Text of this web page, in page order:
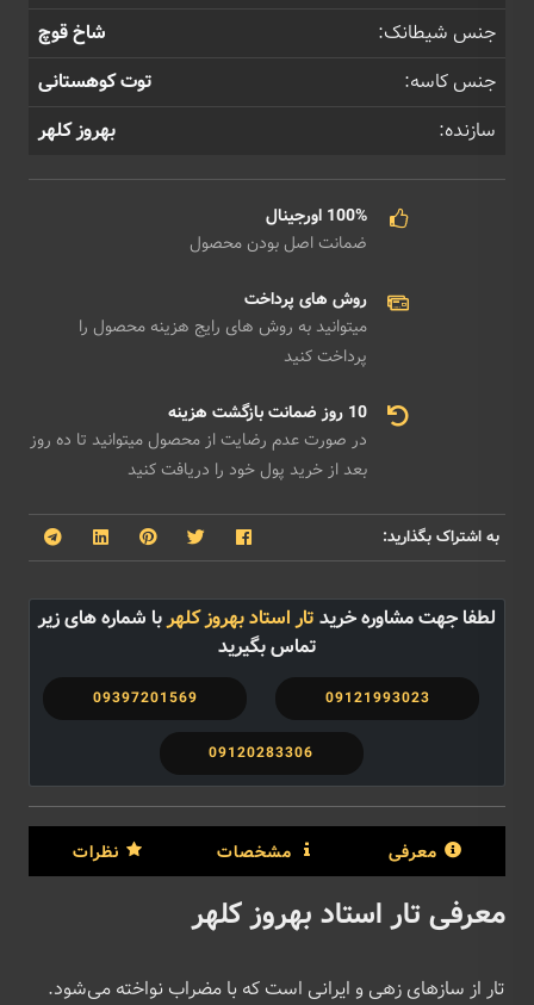
جنس شیطانک:
شاخ قوچ
جنس کاسه:
توت کوهستانی
سازنده:
بهروز کلهر
100% اورجینال
ضمانت اصل بودن محصول
روش های پرداخت
میتوانید به روش های رایج هزینه محصول را
پرداخت کنید
10 روز ضمانت بازگشت هزینه
در صورت عدم رضایت از محصول میتوانید تا ده روز
بعد از خرید پول خود را دریافت کنید
به اشتراک بگذارید:
لطفا جهت مشاوره خرید تار استاد بهروز کلهربا شماره های زیر
تماس بگیرید
09121993023
09397201569
09120283306
معرفی مشخصات نظرات
معرفی تار استاد بهروز کلهر
تار از سازهای زهی و ایرانی است که با مضراب نواخته می‌شود.